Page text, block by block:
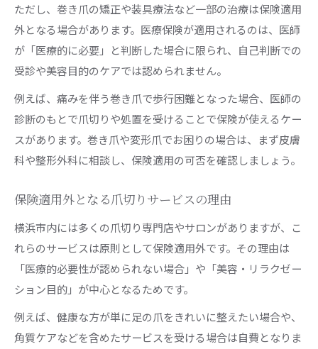
ただし、巻き爪の矯正や装具療法など一部の治療は保険適用
外となる場合があります。医療保険が適用されるのは、医師
が「医療的に必要」と判断した場合に限られ、自己判断での
受診や美容目的のケアでは認められません。
例えば、痛みを伴う巻き爪で歩行困難となった場合、医師の
診断のもとで爪切りや処置を受けることで保険が使えるケー
スがあります。巻き爪や変形爪でお困りの場合は、まず皮膚
科や整形外科に相談し、保険適用の可否を確認しましょう。
保険適用外となる爪切りサービスの理由
横浜市内には多くの爪切り専門店やサロンがありますが、こ
れらのサービスは原則として保険適用外です。その理由は
「医療的必要性が認められない場合」や「美容・リラクゼー
ション目的」が中心となるためです。
例えば、健康な方が単に足の爪をきれいに整えたい場合や、
角質ケアなどを含めたサービスを受ける場合は自費となりま